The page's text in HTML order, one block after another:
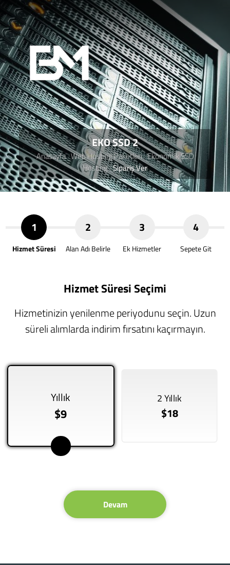
EKO SSD 2
Anasayfa Web Hosting Paketleri Ekonomik SSD
Hosting Sipariş Ver
1
Hizmet Süresi
2
Alan Adı Belirle
3
Ek Hizmetler
4
Sepete Git
Hizmet Süresi Seçimi
Hizmetinizin yenilenme periyodunu seçin. Uzun
süreli alımlarda indirim fırsatını kaçırmayın.
Yıllık
$9
2 Yıllık
$18
Devam